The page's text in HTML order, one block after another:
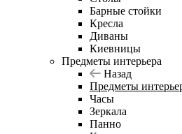
Барные стойки
Кресла
Диваны
Киевницы
Предметы интерьера
Назад
Предметы
Часы
Зеркала
Панно